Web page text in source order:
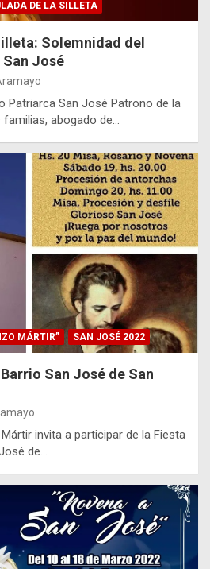
DE LA SILLETA
Solemnidad del
José
Patriarca San José Patrono de la
abogado de…
MÁRTIR” SAN JOSÉ 2022
San José de San
invita a participar de la Fiesta
de…